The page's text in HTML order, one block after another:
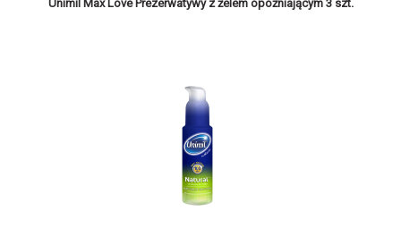
Unimil Max Love Prezerwatywy z żelem opóźniającym 3 szt.